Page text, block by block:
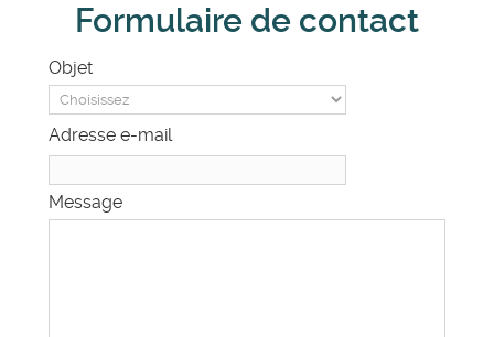
Formulaire de contact
Objet
Adresse e-mail
Message